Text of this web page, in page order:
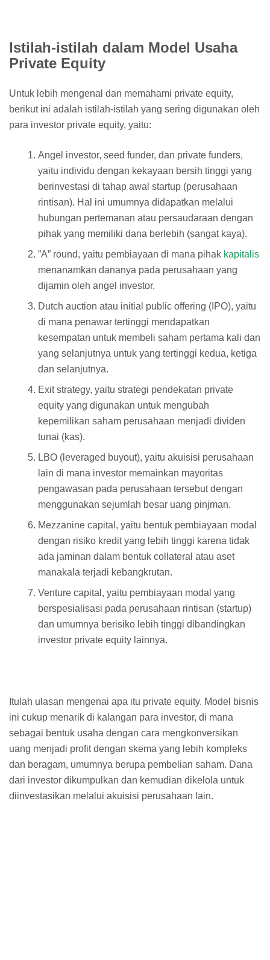
Istilah-istilah dalam Model Usaha
Private Equity
Untuk lebih mengenal dan memahami private equity,
berikut ini adalah istilah-istilah yang sering digunakan oleh
para investor private equity, yaitu:
Angel investor, seed funder, dan private funders,
yaitu individu dengan kekayaan bersih tinggi yang
berinvestasi di tahap awal startup (perusahaan
rintisan). Hal ini umumnya didapatkan melalui
hubungan pertemanan atau persaudaraan dengan
pihak yang memiliki dana berlebih (sangat kaya).
”A” round, yaitu pembiayaan di mana pihak kapitalis
menanamkan dananya pada perusahaan yang
dijamin oleh angel investor.
Dutch auction atau initial public offering (IPO), yaitu
di mana penawar tertinggi mendapatkan
kesempatan untuk membeli saham pertama kali dan
yang selanjutnya untuk yang tertinggi kedua, ketiga
dan selanjutnya.
Exit strategy, yaitu strategi pendekatan private
equity yang digunakan untuk mengubah
kepemilikan saham perusahaan menjadi dividen
tunai (kas).
LBO (leveraged buyout), yaitu akuisisi perusahaan
lain di mana investor memainkan mayoritas
pengawasan pada perusahaan tersebut dengan
menggunakan sejumlah besar uang pinjman.
Mezzanine capital, yaitu bentuk pembiayaan modal
dengan risiko kredit yang lebih tinggi karena tidak
ada jaminan dalam bentuk collateral atau aset
manakala terjadi kebangkrutan.
Venture capital, yaitu pembiayaan modal yang
berspesialisasi pada perusahaan rintisan (startup)
dan umumnya berisiko lebih tinggi dibandingkan
investor private equity lainnya.
Itulah ulasan mengenai apa itu private equity. Model bisnis
ini cukup menarik di kalangan para investor, di mana
sebagai bentuk usaha dengan cara mengkonversikan
uang menjadi profit dengan skema yang lebih kompleks
dan beragam, umumnya berupa pembelian saham. Dana
dari investor dikumpulkan dan kemudian dikelola untuk
diinvestasikan melalui akuisisi perusahaan lain.